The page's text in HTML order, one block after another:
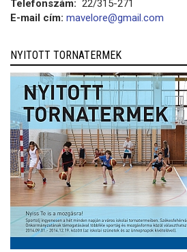
Telefonszám: 22/315-271
E-mail cím: mavelore@gmail.com
NYITOTT TORNATERMEK